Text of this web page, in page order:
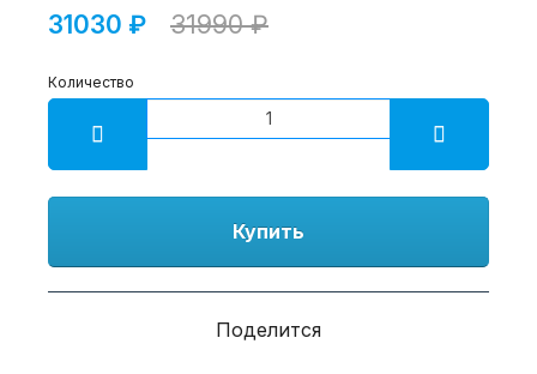
31030 ₽ 31990 ₽
Количество
Купить
Поделится